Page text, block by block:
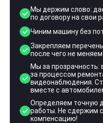
Мы держим слово:
по договору на свои
Чиним машину без
Закрепляем
после чего не
Мы за
за процессом
видеонаблюдения.
вместе с
Определяем точную
работы. Не сдержим
компенсацию!